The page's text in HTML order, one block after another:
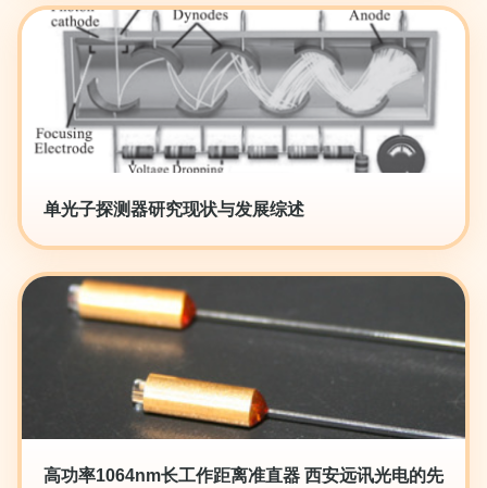
单光子探测器研究现状与发展综述
高功率1064nm长工作距离准直器 西安远讯光电的先